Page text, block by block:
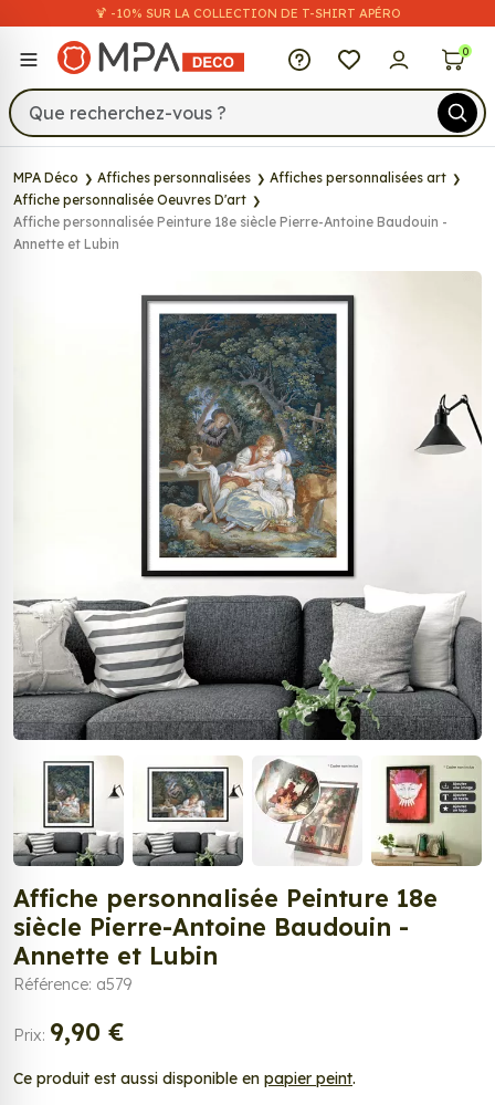
🍹 -10% SUR LA COLLECTION DE T-SHIRT APÉRO
MPA Déco 0
MPA Déco Affiches personnalisées
Affiches personnalisées art
Affiche personnalisée Oeuvres D'art
Affiche personnalisée Peinture 18e siècle Pierre-Antoine Baudouin -
Annette et Lubin
Affiche personnalisée Peinture 18e
siècle Pierre-Antoine Baudouin -
Annette et Lubin
Référence: a579
Prix: 9,90 €
Ce produit est aussi disponible en papier peint.